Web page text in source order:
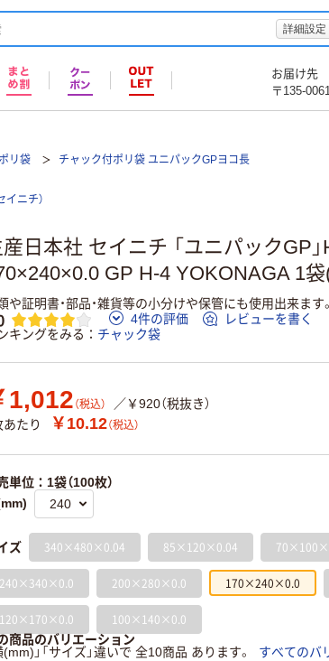
詳細設定
お届け先
〒135-
リ袋 チャック付ポリ袋 ユニパックGPヨコ長
イニチ）
日本社 セイニチ 「ユニパックGP
GP H-4 YOKONAGA 1
や証明書・部品・雑貨等の小分けや保管にも使用出来ます。
4件の評価
レビューを書く
キングをみる
チャック袋
1,012 （税込）
／￥920（税抜き）
あたり
￥10.12（税込）
単位：1袋（100枚）
ズ 340×480×0.04 85×120×0.04
240×340×0.0 200×280×0.0 170×240×0.0
120×170×0.0 100×140×0.0
商品のバリエーション
(mm)」「サイズ」違いで 全10商品 あります。
すべてのバ